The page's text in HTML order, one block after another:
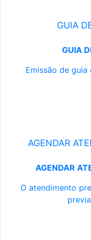
GUIA
GUIA
Emissão de
AGENDAR
AGENDAR
O atendimento